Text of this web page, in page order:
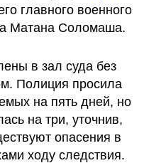
главного военного
Матана Соломаша.
в зал суда без
Полиция просила
на пять дней, но
на три, уточнив,
опасения в
ходу следствия.